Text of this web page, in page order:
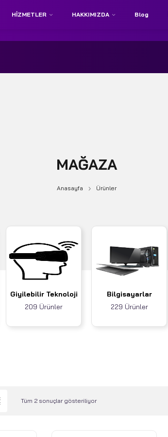
HIZMETLER HAKKIMIZDA Blog
MAĞAZA
Anasayfa Ürünler
Giyilebilir Teknoloji
209 Ürünler
Bilgisayarlar
229 Ürünler
Tüm 2 sonuçlar gösteriliyor